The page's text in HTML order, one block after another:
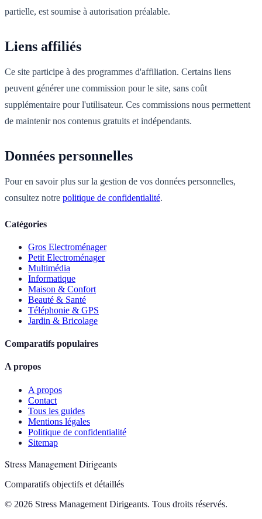
partielle, est soumise à autorisation préalable.
Liens affiliés
Ce site participe à des programmes d'affiliation. Certains liens
peuvent générer une commission pour le site, sans coût
supplémentaire pour l'utilisateur. Ces commissions nous permettent
de maintenir nos contenus gratuits et indépendants.
Données personnelles
Pour en savoir plus sur la gestion de vos données personnelles,
consultez notre politique de confidentialité.
Catégories
Gros Electroménager
Petit Electroménager
Multimédia
Informatique
Maison & Confort
Beauté & Santé
Téléphonie & GPS
Jardin & Bricolage
Comparatifs populaires
A propos
A propos
Contact
Tous les guides
Mentions légales
Politique de confidentialité
Sitemap
Stress Management Dirigeants
Comparatifs objectifs et détaillés
© 2026 Stress Management Dirigeants. Tous droits réservés.